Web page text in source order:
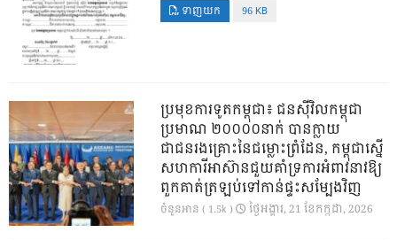
ទាញយក 96 KB
ប្រមុខការទូតកម្ពុជា៖ ជនស៊ីវិលកម្ពុជា
ប្រមាណ ២០០០០នាក់ បានក្លាយ
ជាជនរងគ្រោះនៃជម្លោះព្រំដែន, កម្ពុជាស្នើ
សហការីអាស៊ានជួយគាំទ្រការអំពាវនាវឱ្យ
ពួកគាត់ត្រឡប់ទៅកាន់ផ្ទះសម្បែងវិញ
ចំនួនអាន ( 1.5k ) ថ្ងៃ​អង្គារ, 21 ខែ​កក្កដា, 2026